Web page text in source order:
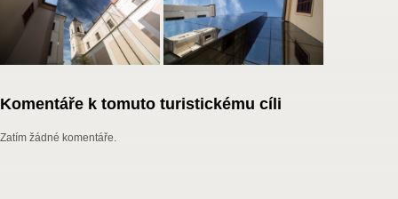
Komentáře k tomuto turistickému cíli
Zatím žádné komentáře.